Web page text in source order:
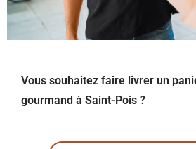
Vous souhaitez faire livrer un
gourmand à Saint-Pois ?